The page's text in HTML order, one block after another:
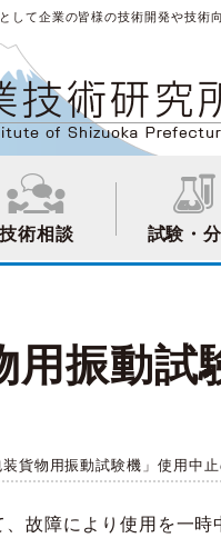
して企業の皆様の技術開発や技術
技術相談 試験・
用振動
貨物用振動試験機」使用中
故障により使用を一時